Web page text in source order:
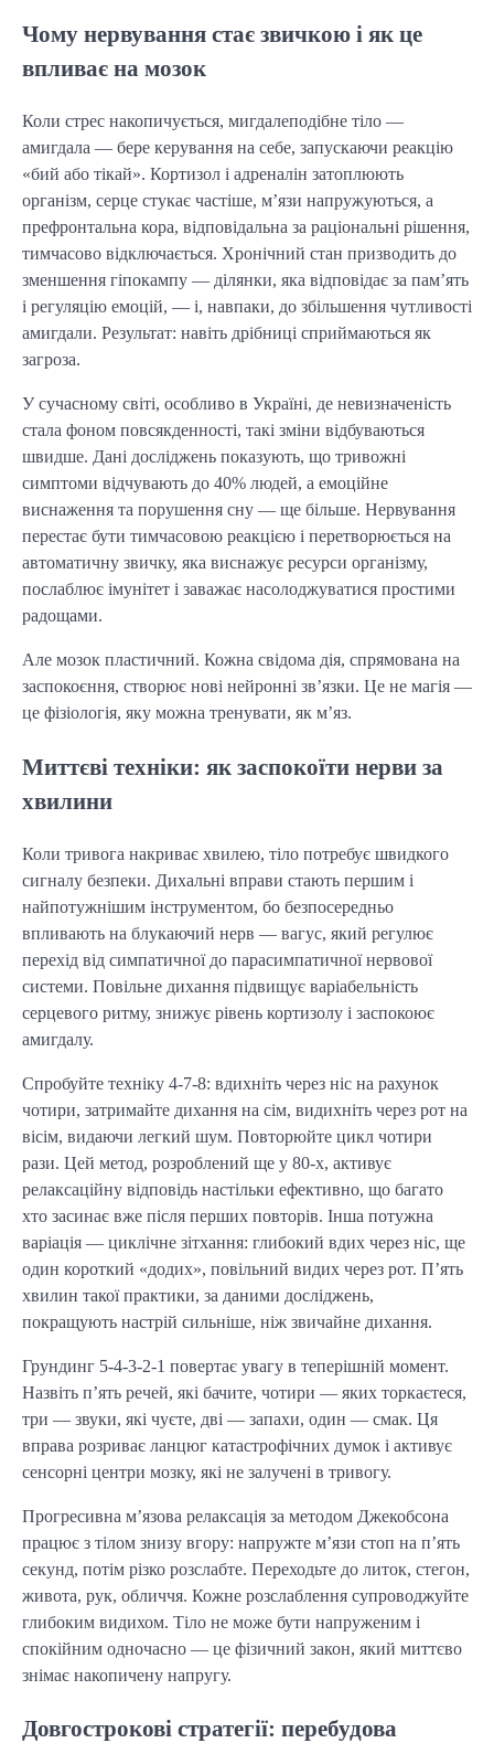
Чому нервування стає звичкою і як це
впливає на мозок
Коли стрес накопичується, мигдалеподібне тіло —
амигдала — бере керування на себе, запускаючи реакцію
«бий або тікай». Кортизол і адреналін затоплюють
організм, серце стукає частіше, м’язи напружуються, а
префронтальна кора, відповідальна за раціональні рішення,
тимчасово відключається. Хронічний стан призводить до
зменшення гіпокампу — ділянки, яка відповідає за пам’ять
і регуляцію емоцій, — і, навпаки, до збільшення чутливості
амигдали. Результат: навіть дрібниці сприймаються як
загроза.
У сучасному світі, особливо в Україні, де невизначеність
стала фоном повсякденності, такі зміни відбуваються
швидше. Дані досліджень показують, що тривожні
симптоми відчувають до 40% людей, а емоційне
виснаження та порушення сну — ще більше. Нервування
перестає бути тимчасовою реакцією і перетворюється на
автоматичну звичку, яка виснажує ресурси організму,
послаблює імунітет і заважає насолоджуватися простими
радощами.
Але мозок пластичний. Кожна свідома дія, спрямована на
заспокоєння, створює нові нейронні зв’язки. Це не магія —
це фізіологія, яку можна тренувати, як м’яз.
Миттєві техніки: як заспокоїти нерви за
хвилини
Коли тривога накриває хвилею, тіло потребує швидкого
сигналу безпеки. Дихальні вправи стають першим і
найпотужнішим інструментом, бо безпосередньо
впливають на блукаючий нерв — вагус, який регулює
перехід від симпатичної до парасимпатичної нервової
системи. Повільне дихання підвищує варіабельність
серцевого ритму, знижує рівень кортизолу і заспокоює
амигдалу.
Спробуйте техніку 4-7-8: вдихніть через ніс на рахунок
чотири, затримайте дихання на сім, видихніть через рот на
вісім, видаючи легкий шум. Повторюйте цикл чотири
рази. Цей метод, розроблений ще у 80-х, активує
релаксаційну відповідь настільки ефективно, що багато
хто засинає вже після перших повторів. Інша потужна
варіація — циклічне зітхання: глибокий вдих через ніс, ще
один короткий «додих», повільний видих через рот. П’ять
хвилин такої практики, за даними досліджень,
покращують настрій сильніше, ніж звичайне дихання.
Грундинг 5-4-3-2-1 повертає увагу в теперішній момент.
Назвіть п’ять речей, які бачите, чотири — яких торкаєтеся,
три — звуки, які чуєте, дві — запахи, один — смак. Ця
вправа розриває ланцюг катастрофічних думок і активує
сенсорні центри мозку, які не залучені в тривогу.
Прогресивна м’язова релаксація за методом Джекобсона
працює з тілом знизу вгору: напружте м’язи стоп на п’ять
секунд, потім різко розслабте. Переходьте до литок, стегон,
живота, рук, обличчя. Кожне розслаблення супроводжуйте
глибоким видихом. Тіло не може бути напруженим і
спокійним одночасно — це фізичний закон, який миттєво
знімає накопичену напругу.
Довгострокові стратегії: перебудова